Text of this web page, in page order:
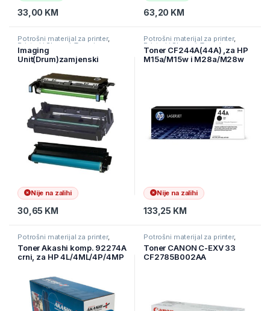
33,00 KM 63,20 KM
Potrošni materijal za printer,
Printeri i Skeneri ,Toneri
Imaging
Unit(Drum)zamjenski
MLT-R116 za M2675FN
Nije na zalihi
30,65 KM
Potrošni materijal za printer,
Printeri i Skeneri ,Toneri
Toner CF244A(44A) ,za HP
M15a/M15w i M28a/M28w
Nije na zalihi
133,25 KM
Potrošni materijal za printer,
Printeri i Skeneri Toneri
Toner Akashi komp. 92274A
crni, za HP 4L/4ML/4P/4MP
Potrošni materijal za printer,
Printeri i Skeneri Toneri
Toner CANON C-EXV 33
CF2785B002AA